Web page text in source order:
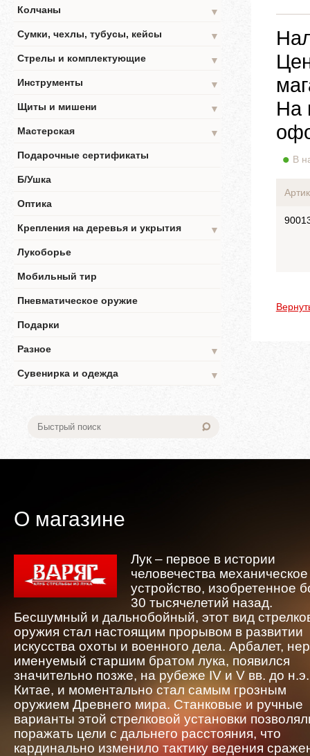
Колчаны
▼
Сумки, чехлы, тубусы, кейсы
▼
Стрелы и комплектующие
▼
Инструменты
▼
Щиты и мишени
▼
Мастерская
▼
Подарочные сертификаты
Б/Ушка
Оптика
Крепления на деревья и укрытия
▼
Лукоборье
Мобильный тир
Пневматическое оружие
Подарки
Разное
▼
Сувенирка и одежда
▼
На
В
О магазине
Лук – первое в истории
человечества механическое
устройство, изобретенное
30 тысячелетий назад.
Бесшумный и дальнобойный, этот вид
оружия стал настоящим прорывом в развитии
искусства охоты и военного дела. Арбалет,
именуемый старшим братом лука, появился
значительно позже, на рубеже IV и V вв. до
Китае, и моментально стал самым грозным
оружием Древнего мира. Станковые и ручные
варианты этой стрелковой установки
поражать цели с дальнего расстояния, что
кардинально изменило тактику ведения